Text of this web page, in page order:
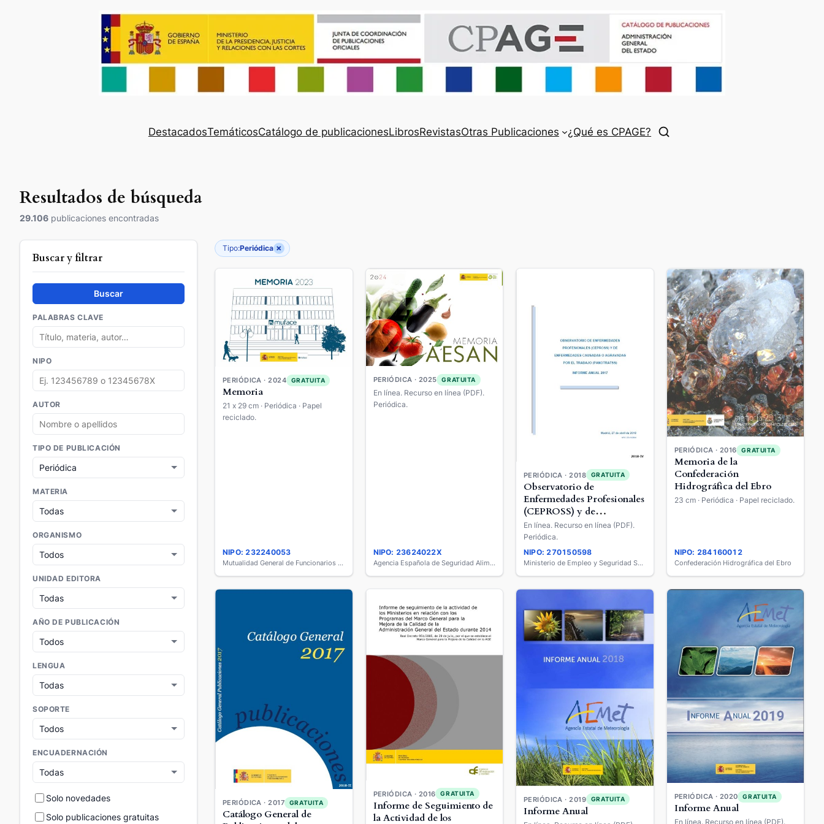
DestacadosTemáticosCatálogo de publicacionesLibrosRevistasOtras Publicaciones ¿Qué es CPAGE?
Resultados de búsqueda
29.106 publicaciones encontradas
Buscar y filtrar
Buscar
PALABRAS CLAVE
NIPO
AUTOR
TIPO DE PUBLICACIÓN
MATERIA
ORGANISMO
UNIDAD EDITORA
AÑO DE PUBLICACIÓN
LENGUA
SOPORTE
ENCUADERNACIÓN
Solo novedades
Solo publicaciones gratuitas
Tipo:Periódica ×
PERIÓDICA · 2024 GRATUITA
Memoria
21 x 29 cm · Periódica · Papel
reciclado.
NIPO: 232240053
Mutualidad General de Funcionarios Civiles del Estado
PERIÓDICA · 2025 GRATUITA
En línea. Recurso en línea (PDF).
Periódica.
NIPO: 23624022X
Agencia Española de Seguridad Alimentaria y Nutrición
PERIÓDICA · 2018 GRATUITA
Observatorio de
Enfermedades Profesionales
(CEPROSS) y de
Enfermedades Causadas o
Agravadas por el Trabajo
(PANOTRATSS) : Informe
Anual
En línea. Recurso en línea (PDF).
Periódica.
NIPO: 270150598
Ministerio de Empleo y Seguridad Social
PERIÓDICA · 2016 GRATUITA
Memoria de la
Confederación
Hidrográfica del Ebro
23 cm · Periódica · Papel reciclado.
NIPO: 284160012
Confederación Hidrográfica del Ebro
PERIÓDICA · 2017 GRATUITA
Catálogo General de
PERIÓDICA · 2016 GRATUITA
Informe de Seguimiento de
la Actividad de los
PERIÓDICA · 2019 GRATUITA
Informe Anual
PERIÓDICA · 2020 GRATUITA
Informe Anual
En línea. Recurso en línea (PDF).